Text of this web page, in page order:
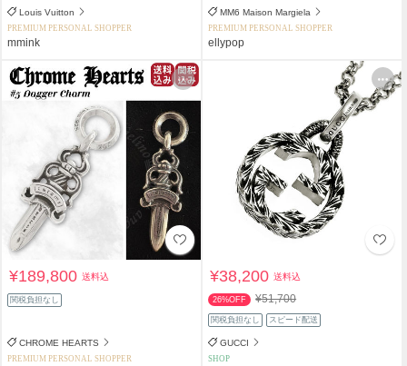
Louis Vuitton
PREMIUM PERSONAL SHOPPER
mmink
MM6 Maison Margiela
PREMIUM PERSONAL SHOPPER
ellypop
¥189,800送料込
関税負担なし
CHROME HEARTS
PREMIUM PERSONAL SHOPPER
¥38,200送料込
26%OFF ¥51,700
関税負担なし スピード配送
GUCCI
SHOP